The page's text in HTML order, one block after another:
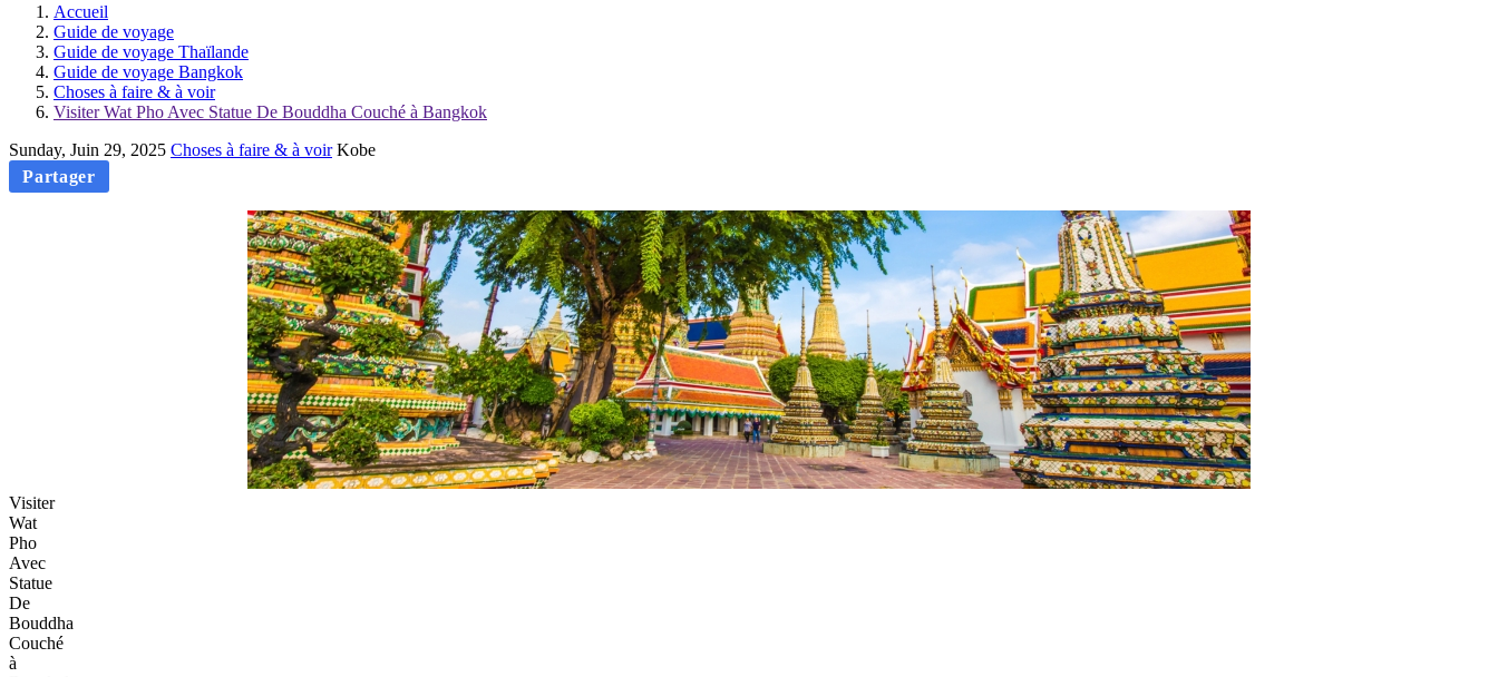
Accueil
Guide de voyage
Guide de voyage Thaïlande
Guide de voyage Bangkok
Choses à faire & à voir
Visiter Wat Pho Avec Statue De Bouddha Couché à Bangkok
Sunday, Juin 29, 2025 Choses à faire & à voir Kobe
Partager
Visiter
Wat
Pho
Avec
Statue
De
Bouddha
Couché
à